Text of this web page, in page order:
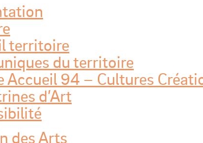
territoire
du territoire
Accueil 94 – Cultures
d’Art
des Arts